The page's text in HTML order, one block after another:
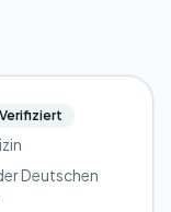
Verifiziert
Deutschen